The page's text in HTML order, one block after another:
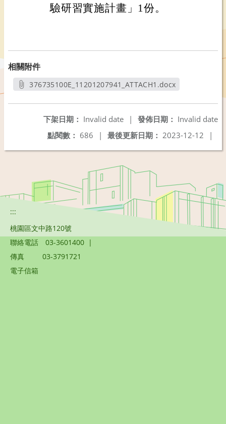
驗研習實施計畫」1份。
相關附件
376735100E_11201207941_ATTACH1.docx
發佈日期： Invalid date
下架日期： Invalid date
|
最後更新日期： 2023-12-12 |
點閱數： 686 |
:::
桃園區文中路120號
聯絡電話
03-3601400 |
傳真
03-3791721
電子信箱